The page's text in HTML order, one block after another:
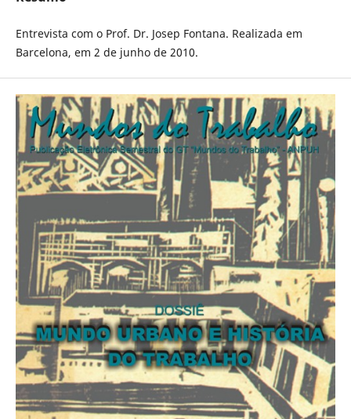
Entrevista com o Prof. Dr. Josep Fontana. Realizada em
Barcelona, em 2 de junho de 2010.